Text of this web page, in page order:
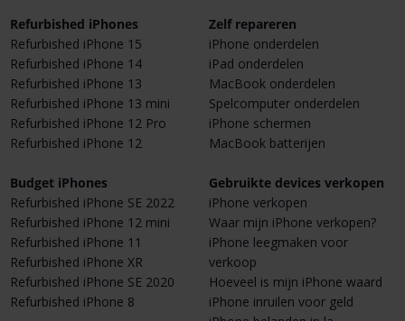
Refurbished iPhones
Refurbished iPhone 15
Refurbished iPhone 14
Refurbished iPhone 13
Refurbished iPhone 13 mini
Refurbished iPhone 12 Pro
Refurbished iPhone 12
Budget iPhones
Refurbished iPhone SE 2022
Refurbished iPhone 12 mini
Refurbished iPhone 11
Refurbished iPhone XR
Refurbished iPhone SE 2020
Refurbished iPhone 8
Zelf repareren
iPhone onderdelen
iPad onderdelen
MacBook onderdelen
Spelcomputer onderdelen
iPhone schermen
MacBook batterijen
Gebruikte devices verkopen
iPhone verkopen
Waar mijn iPhone verkopen?
iPhone leegmaken voor
verkoop
Hoeveel is mijn iPhone waard
iPhone inruilen voor geld